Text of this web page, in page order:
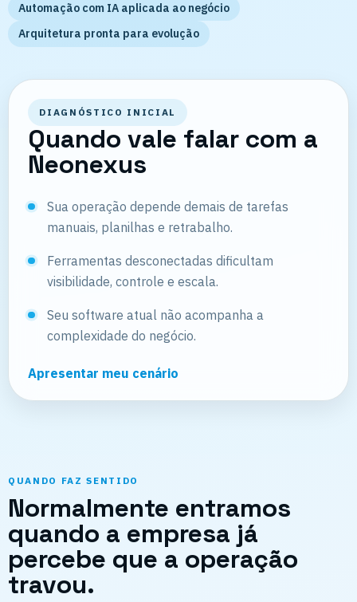
Automação com IA aplicada ao negócio
Arquitetura pronta para evolução
DIAGNÓSTICO INICIAL
Quando vale falar com a
Neonexus
Sua operação depende demais de tarefas
manuais, planilhas e retrabalho.
Ferramentas desconectadas dificultam
visibilidade, controle e escala.
Seu software atual não acompanha a
complexidade do negócio.
Apresentar meu cenário
QUANDO FAZ SENTIDO
Normalmente entramos
quando a empresa já
percebe que a operação
travou.